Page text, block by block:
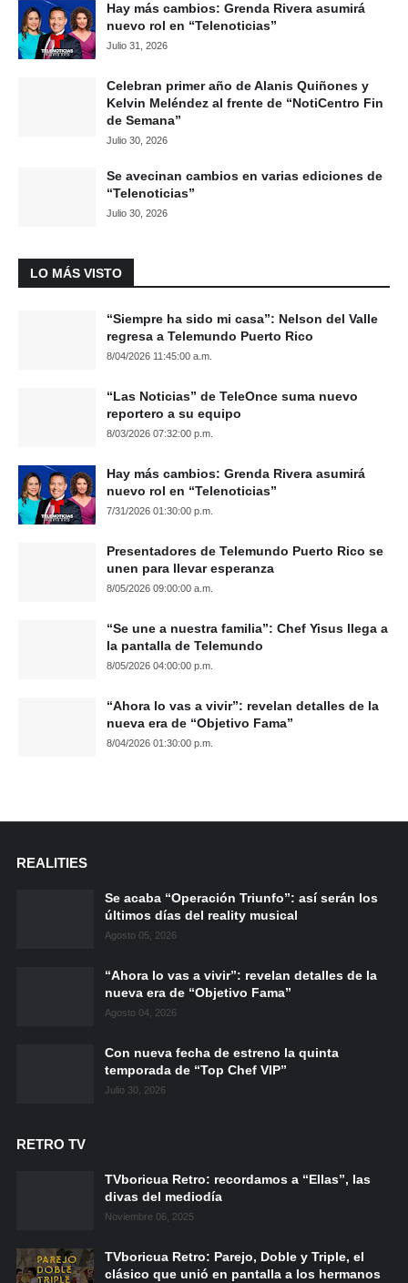
Hay más cambios: Grenda Rivera asumirá
nuevo rol en “Telenoticias”
Julio 31, 2026
Celebran primer año de Alanis Quiñones y
Kelvin Meléndez al frente de “NotiCentro Fin
de Semana”
Julio 30, 2026
Se avecinan cambios en varias ediciones de
“Telenoticias”
Julio 30, 2026
LO MÁS VISTO
“Siempre ha sido mi casa”: Nelson del Valle
regresa a Telemundo Puerto Rico
8/04/2026 11:45:00 a.m.
“Las Noticias” de TeleOnce suma nuevo
reportero a su equipo
8/03/2026 07:32:00 p.m.
Hay más cambios: Grenda Rivera asumirá
nuevo rol en “Telenoticias”
7/31/2026 01:30:00 p.m.
Presentadores de Telemundo Puerto Rico se
unen para llevar esperanza
8/05/2026 09:00:00 a.m.
“Se une a nuestra familia”: Chef Yisus llega a
la pantalla de Telemundo
8/05/2026 04:00:00 p.m.
“Ahora lo vas a vivir”: revelan detalles de la
nueva era de “Objetivo Fama”
8/04/2026 01:30:00 p.m.
REALITIES
Se acaba “Operación Triunfo”: así serán los
últimos días del reality musical
Agosto 05, 2026
“Ahora lo vas a vivir”: revelan detalles de la
nueva era de “Objetivo Fama”
Agosto 04, 2026
Con nueva fecha de estreno la quinta
temporada de “Top Chef VIP”
Julio 30, 2026
RETRO TV
TVboricua Retro: recordamos a “Ellas”, las
divas del mediodía
Noviembre 06, 2025
TVboricua Retro: Parejo, Doble y Triple, el
clásico que unió en pantalla a los hermanos